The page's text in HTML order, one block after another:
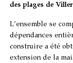
des plages de
L’ensemble se
dépendances
construire a été
extension de la